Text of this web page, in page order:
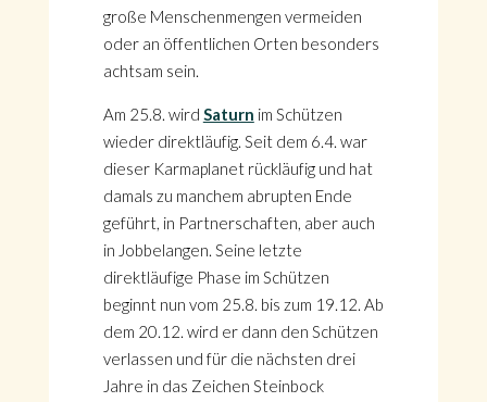
große Menschenmengen vermeiden
oder an öffentlichen Orten besonders
achtsam sein.
Am 25.8. wird Saturn im Schützen
wieder direktläufig. Seit dem 6.4. war
dieser Karmaplanet rückläufig und hat
damals zu manchem abrupten Ende
geführt, in Partnerschaften, aber auch
in Jobbelangen. Seine letzte
direktläufige Phase im Schützen
beginnt nun vom 25.8. bis zum 19.12. Ab
dem 20.12. wird er dann den Schützen
verlassen und für die nächsten drei
Jahre in das Zeichen Steinbock